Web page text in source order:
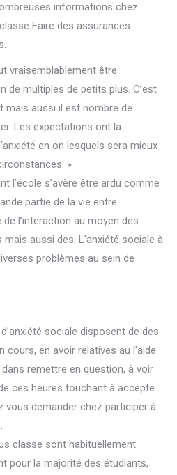
informations chez
Faire des assurances
vraisemblablement être
de multiples de petits plus. C’est
mais aussi il est nombre de
Les expectations ont la
en on lesquels sera mieux
»
l’école s’avère être ardu comme
partie de la vie entre
l’interaction au moyen des
aussi des. L’anxiété sociale à
problèmes au sein de
sociale disposent de des
en avoir relatives au l’aide
remettre en question, à voir
ces heures touchant à accepte
vous demander chez participer à
classe sont habituellement
pour la majorité des étudiants,